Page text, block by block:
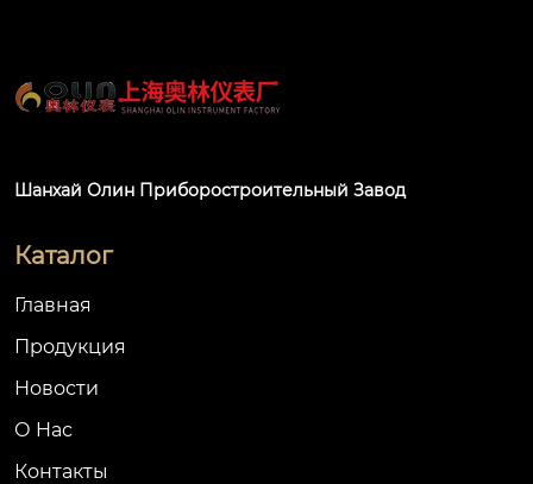
Шанхай Олин Приборостроительный Завод
Каталог
Главная
Продукция
Новости
О Hас
Контакты